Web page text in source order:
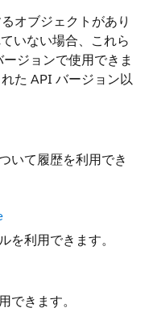
オブジェクトがあり
いない場合、これら
ジョンで使用できま
た API バージョン以
いて履歴を利用でき
を利用できます。
できます。